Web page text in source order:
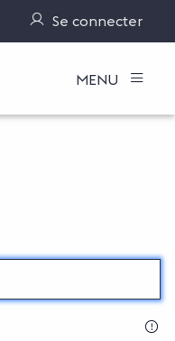
ses notifications
Se connecter
MENU